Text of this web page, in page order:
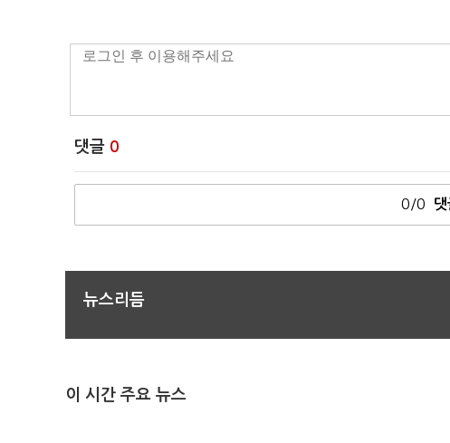
댓글 0
0/0 댓
뉴스리듬
이 시간 주요 뉴스